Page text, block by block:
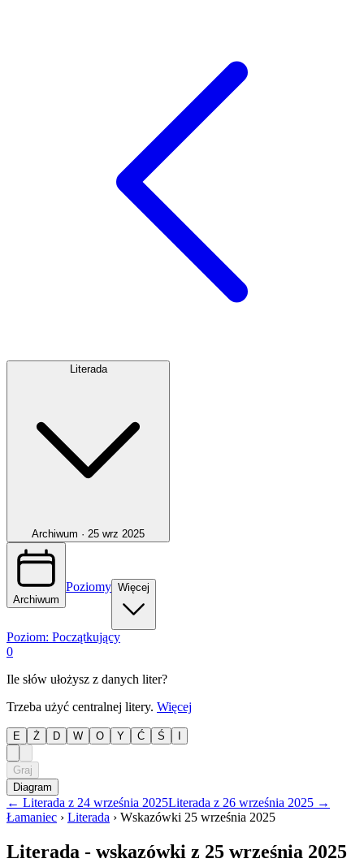
Literada
Archiwum · 25 wrz 2025
Archiwum
Poziomy Więcej
Poziom: Początkujący
0
Ile słów ułożysz z danych liter?
Trzeba użyć centralnej litery. Więcej
E Ż D W O Y Ć Ś
Graj
Diagram
← Literada z 24 września 2025Literada z 26 września 2025 →
Łamaniec › Literada › Wskazówki 25 września 2025
Literada - wskazówki z 25 września 2025